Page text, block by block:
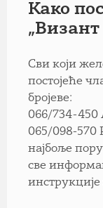
Како
„Визант
Сви који
постојеће
бројеве:
066/734-450
065/098-570
најбоље
све